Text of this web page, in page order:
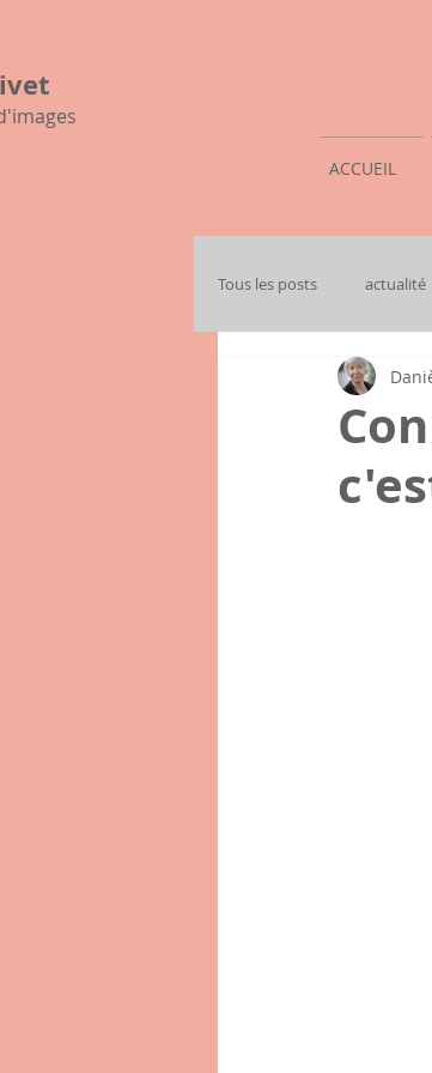
ACCUEIL
Tous les posts actualité
mon histoire familiale